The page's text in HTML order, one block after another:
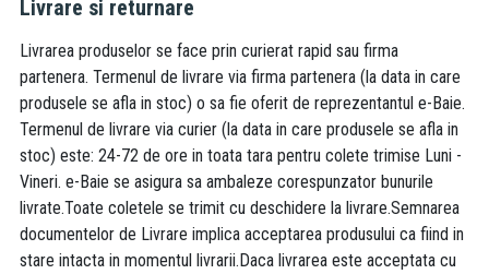
Livrare si returnare
Livrarea produselor se face prin curierat rapid sau firma
partenera. Termenul de livrare via firma partenera (la data in care
produsele se afla in stoc) o sa fie oferit de reprezentantul e-Baie.
Termenul de livrare via curier (la data in care produsele se afla in
stoc) este: 24-72 de ore in toata tara pentru colete trimise Luni -
Vineri. e-Baie se asigura sa ambaleze corespunzator bunurile
livrate.Toate coletele se trimit cu deschidere la livrare.Semnarea
documentelor de Livrare implica acceptarea produsului ca fiind in
stare intacta in momentul livrarii.Daca livrarea este acceptata cu